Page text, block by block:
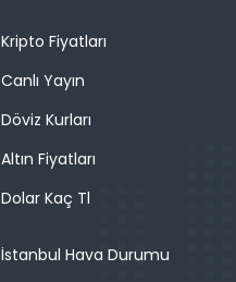
Kripto Fiyatları
Canlı Yayın
Döviz Kurları
Altın Fiyatları
Dolar Kaç Tl
İstanbul Hava Durumu